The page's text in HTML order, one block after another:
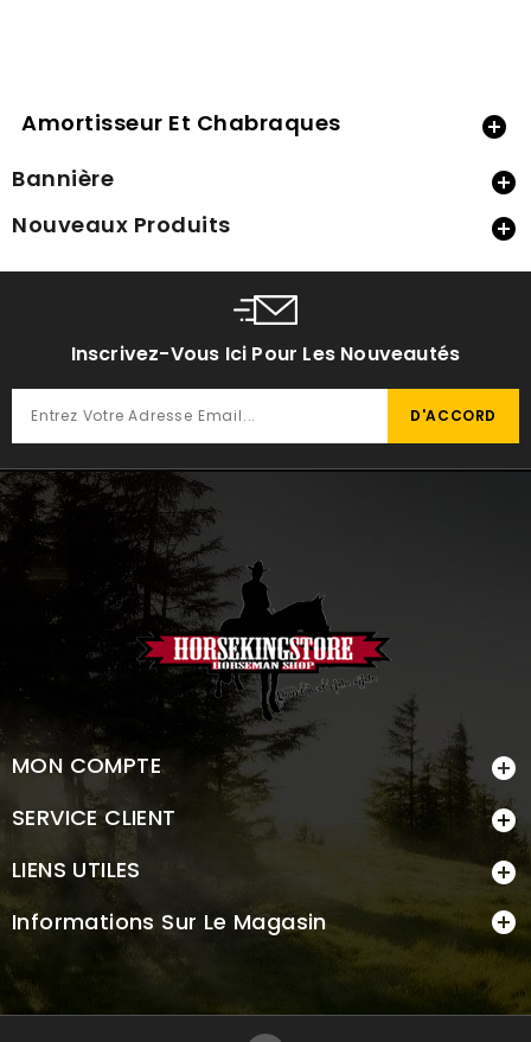
Amortisseur Et Chabraques 
Bannière 
Nouveaux Produits 
Inscrivez-Vous Ici Pour Les Nouveautés
MON COMPTE 
SERVICE CLIENT 
LIENS UTILES 
Informations Sur Le Magasin 